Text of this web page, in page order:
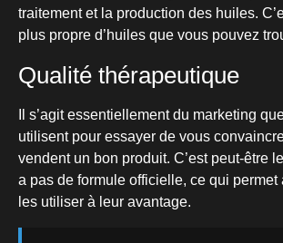
traitement et la production des huiles.
plus propre d’huiles que vous pouvez
Qualité thérapeutique
Il s’agit essentiellement du marketing
utilisent pour essayer de vous
vendent un bon produit. C’est peut-être
a pas de formule officielle, ce qui permet
les utiliser à leur avantage.